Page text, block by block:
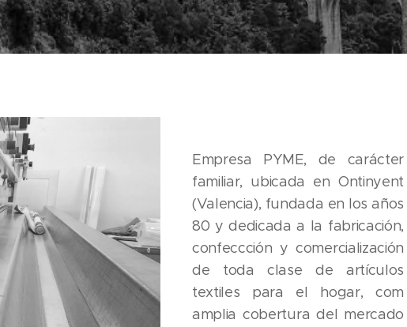
Empresa PYME, de carácter
familiar, ubicada en Ontinyent
(Valencia), fundada en los años
80 y dedicada a la fabricación,
confeccción y comercialización
de toda clase de artículos
textiles para el hogar, com
amplia cobertura del mercado